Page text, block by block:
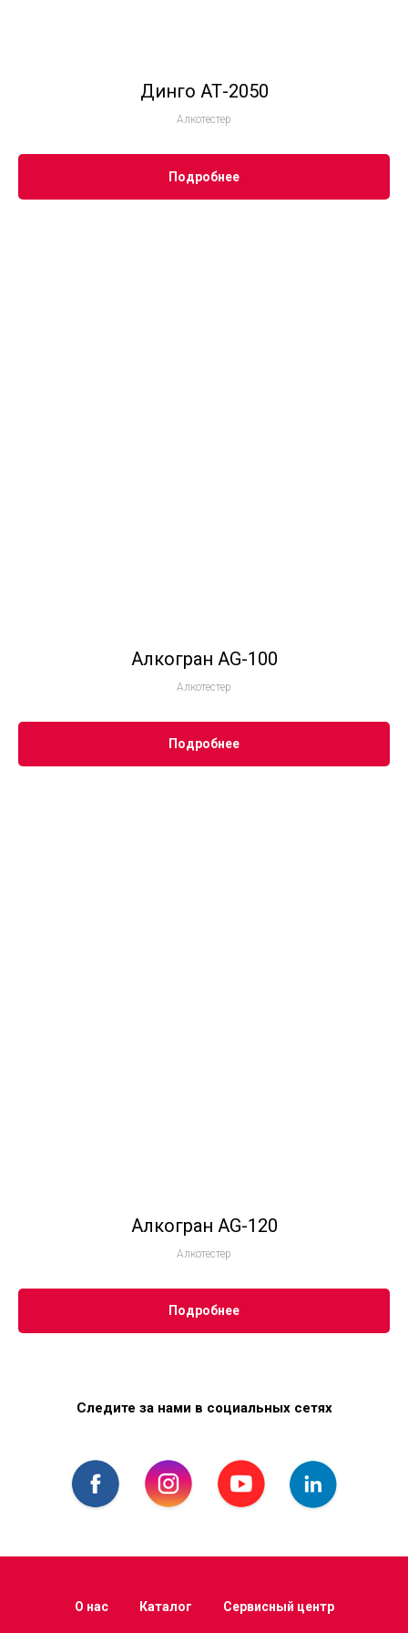
Динго АТ-2050
Алкотестер
Подробнее
Алкогран AG-100
Алкотестер
Подробнее
Алкогран AG-120
Алкотестер
Подробнее
Следите за нами в социальных сетях
О нас Каталог Сервисный центр